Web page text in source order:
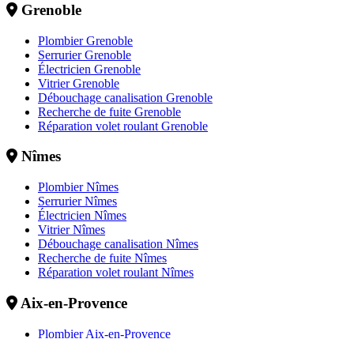
Grenoble
Plombier Grenoble
Serrurier Grenoble
Électricien Grenoble
Vitrier Grenoble
Débouchage canalisation Grenoble
Recherche de fuite Grenoble
Réparation volet roulant Grenoble
Nîmes
Plombier Nîmes
Serrurier Nîmes
Électricien Nîmes
Vitrier Nîmes
Débouchage canalisation Nîmes
Recherche de fuite Nîmes
Réparation volet roulant Nîmes
Aix-en-Provence
Plombier Aix-en-Provence